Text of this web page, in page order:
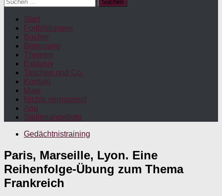
nach:
Start
Fortbildungen
Bücher
Betreuung
Themen
Exklusiv
Taschen und Co.
Kontakt
Maw
Nichts verpassen!
App
Stellenangebote
Gedächtnistraining
Paris, Marseille, Lyon. Eine
Reihenfolge-Übung zum Thema
Frankreich